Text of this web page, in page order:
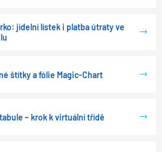
jídelní lístek i platba útraty ve
štítky a fólie Magic-Chart
– krok k virtuální třídě